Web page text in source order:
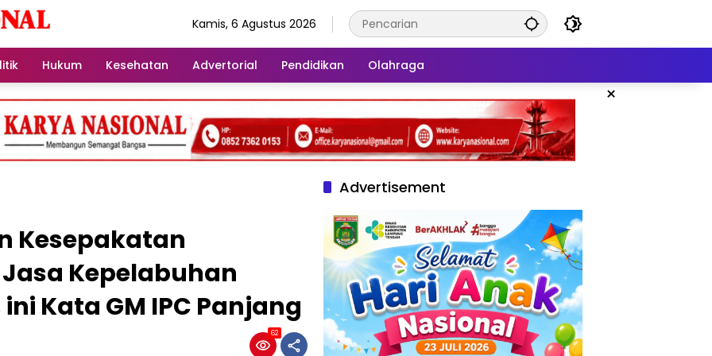
Kamis, 6 Agustus 2026
Hukum Kesehatan Advertorial Pendidikan Olahraga
×
Kesepakatan
Kepelabuhan
Kata GM IPC Panjang
62
Advertisement